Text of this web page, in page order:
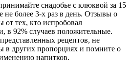
снадобье с клюквой за 15
более 3-х раз в день. Отзывы о
от тех, кто испробовал
в 92% случаев положительные.
рецептов, не
в других пропорциях и помните о
напитков.